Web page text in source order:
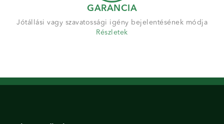
GARANCIA
Jótállási vagy szavatossági igény bejelentésének módja
Részletek